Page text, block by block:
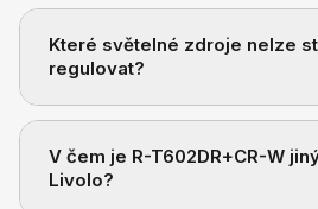
Které světelné zdroje nelze
regulovat?
V čem je R-T602DR+CR-W
Livolo?